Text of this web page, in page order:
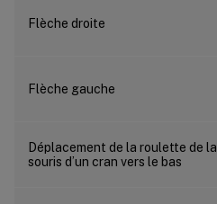
Flèche droite
Flèche gauche
Déplacement de la roulette de la
souris d’un cran vers le bas